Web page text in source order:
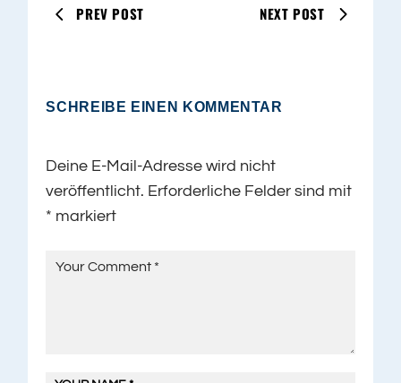
PREV POST NEXT POST
SCHREIBE EINEN KOMMENTAR
Deine E-Mail-Adresse wird nicht
veröffentlicht. Erforderliche Felder sind mit
* markiert